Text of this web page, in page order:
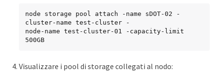
node storage pool attach -name sDOT-02 -
cluster-name test-cluster -
node-name test-cluster-01 -capacity-limit
500GB
Visualizzare i pool di storage collegati al nodo: